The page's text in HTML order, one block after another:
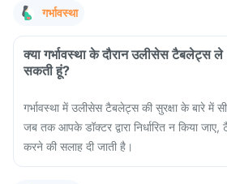
गर्भावस्था
क्या गर्भावस्था के दौरान उलीसेस टैबलेट्स ले
सकती हूं?
गर्भावस्था में उलीसेस टैबलेट्स की सुरक्षा के बारे में
जब तक आपके डॉक्टर द्वारा निर्धारित न किया
करने की सलाह दी जाती है।